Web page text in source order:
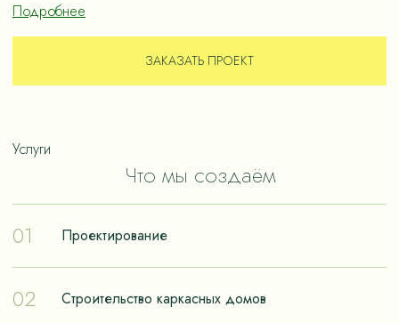
Подробнее
ЗАКАЗАТЬ ПРОЕКТ
Услуги
Что мы создаём
01
Проектирование
реализации мечты о собственном доме. Чтобы дом
02 Строительство каркасных домов